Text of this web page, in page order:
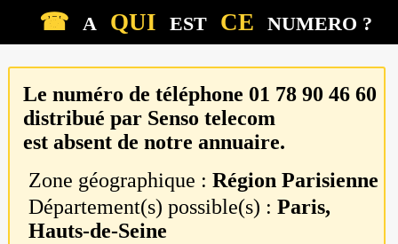
☎ A QUI EST CE NUMERO ?
Le numéro de téléphone 01 78 90 46 60
distribué par Senso telecom
est absent de notre annuaire.
Zone géographique :Région Parisienne
Département(s) possible(s) :Paris,
Hauts-de-Seine